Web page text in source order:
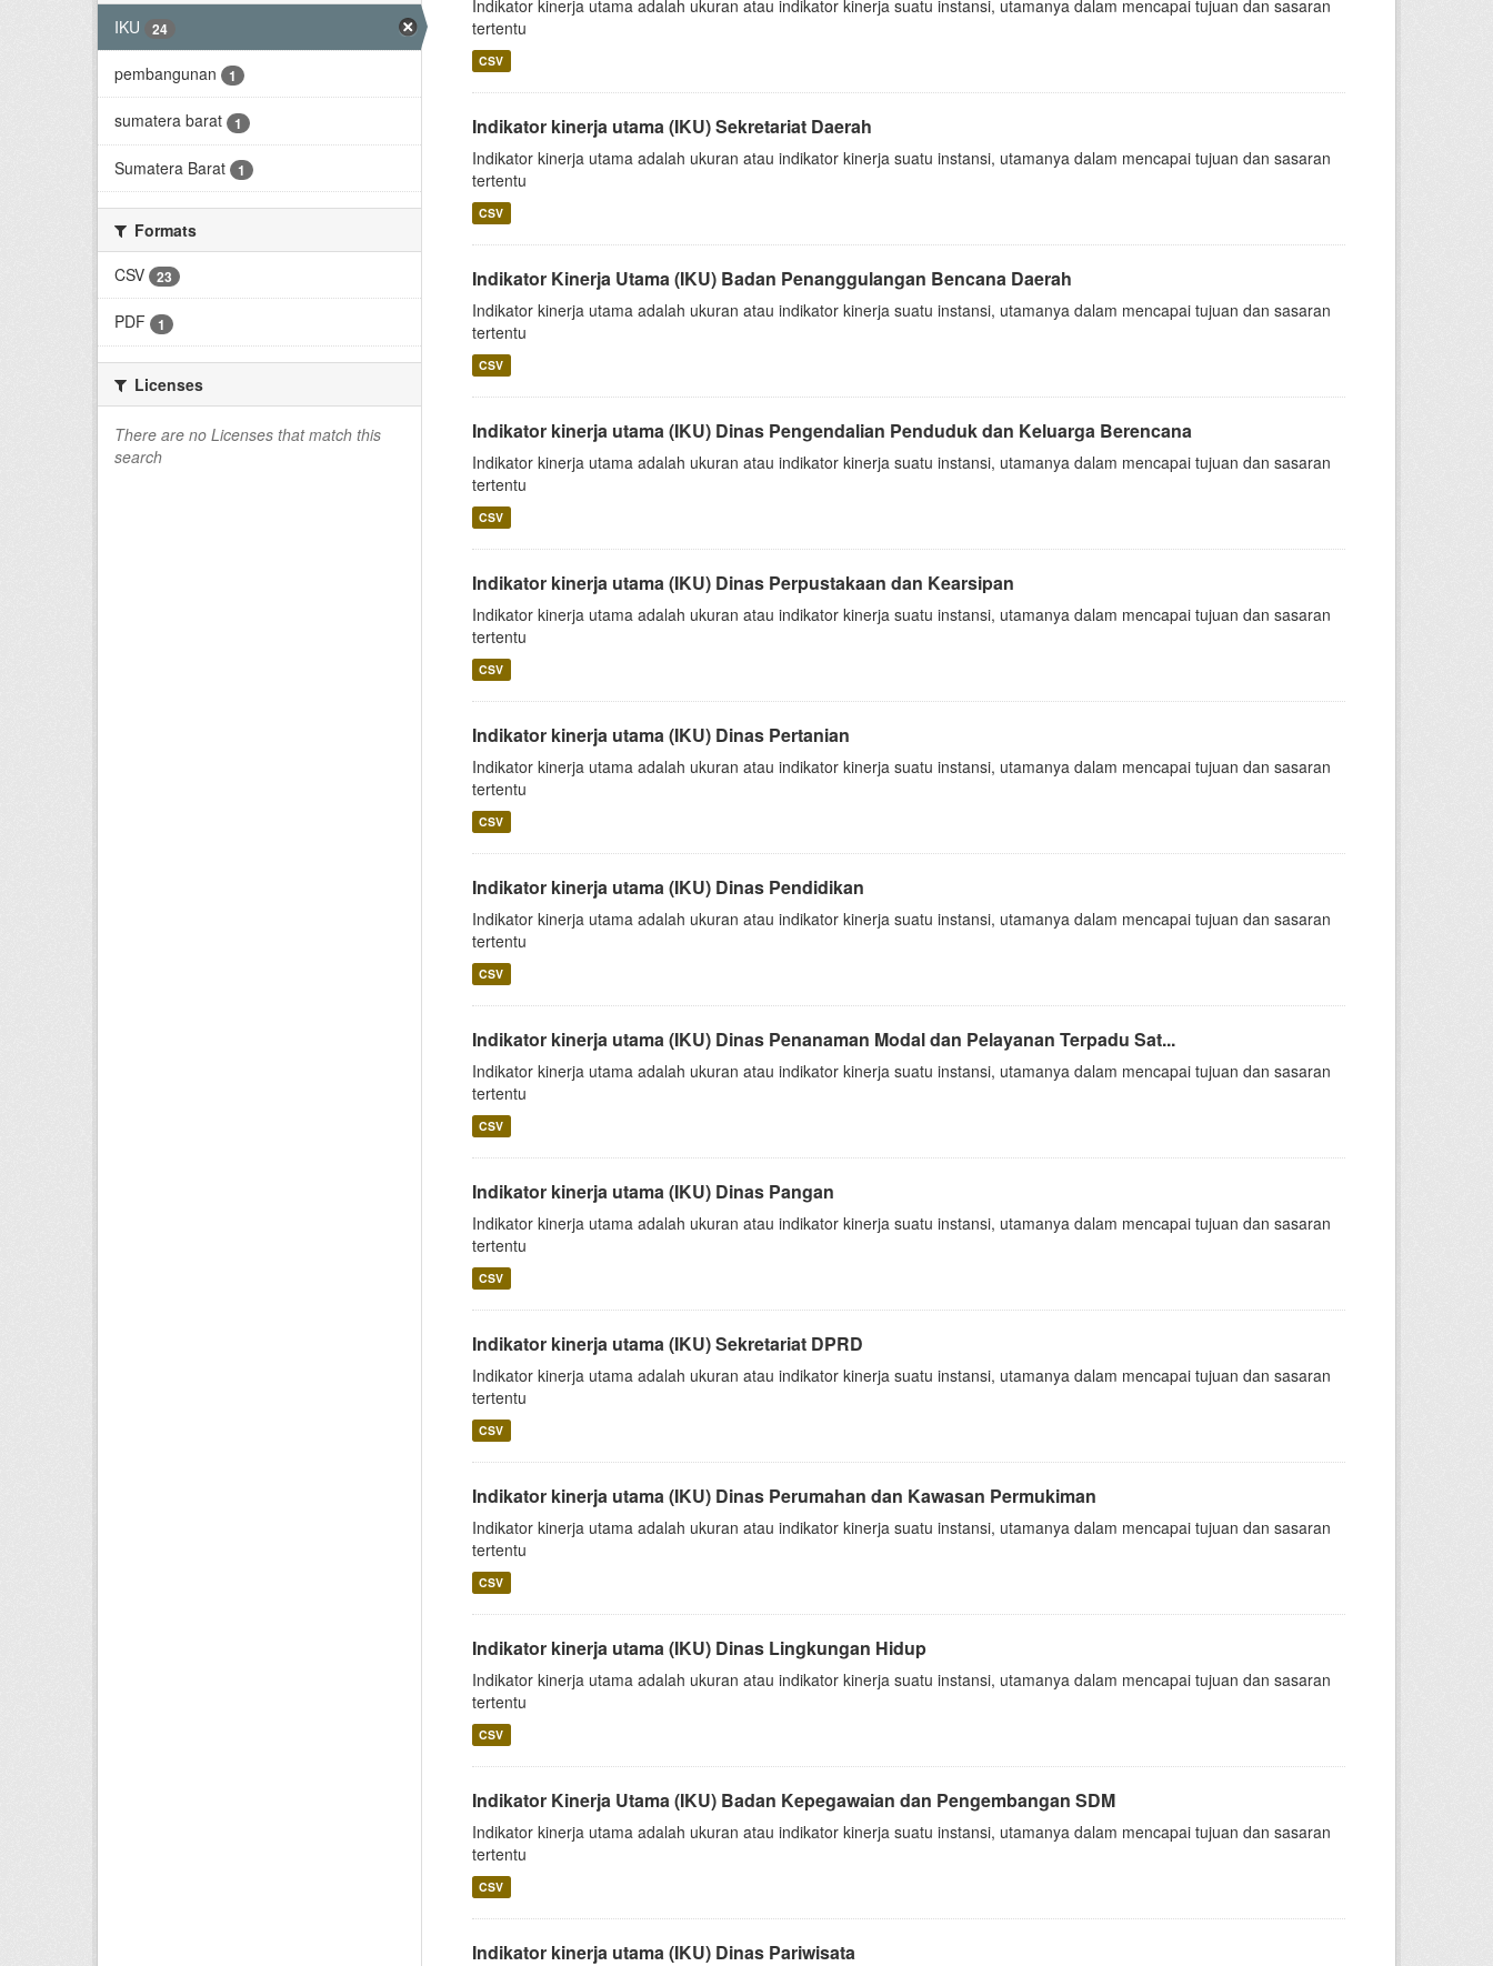
IKU
24
pembangunan 1
sumatera barat 1
Sumatera Barat 1
Formats
CSV
23
PDF 1
Licenses
There are no Licenses that match this
search
Indikator kinerja utama adalah ukuran atau indikator kinerja suatu instansi, utamanya dalam mencapai tujuan dan sasaran
tertentu
CSV
Indikator kinerja utama (IKU) Sekretariat Daerah
Indikator kinerja utama adalah ukuran atau indikator kinerja suatu instansi, utamanya dalam mencapai tujuan dan sasaran
tertentu
CSV
Indikator Kinerja Utama (IKU) Badan Penanggulangan Bencana Daerah
Indikator kinerja utama adalah ukuran atau indikator kinerja suatu instansi, utamanya dalam mencapai tujuan dan sasaran
tertentu
CSV
Indikator kinerja utama (IKU) Dinas Pengendalian Penduduk dan Keluarga Berencana
Indikator kinerja utama adalah ukuran atau indikator kinerja suatu instansi, utamanya dalam mencapai tujuan dan sasaran
tertentu
CSV
Indikator kinerja utama (IKU) Dinas Perpustakaan dan Kearsipan
Indikator kinerja utama adalah ukuran atau indikator kinerja suatu instansi, utamanya dalam mencapai tujuan dan sasaran
tertentu
CSV
Indikator kinerja utama (IKU) Dinas Pertanian
Indikator kinerja utama adalah ukuran atau indikator kinerja suatu instansi, utamanya dalam mencapai tujuan dan sasaran
tertentu
CSV
Indikator kinerja utama (IKU) Dinas Pendidikan
Indikator kinerja utama adalah ukuran atau indikator kinerja suatu instansi, utamanya dalam mencapai tujuan dan sasaran
tertentu
CSV
Indikator kinerja utama (IKU) Dinas Penanaman Modal dan Pelayanan Terpadu Sat...
Indikator kinerja utama adalah ukuran atau indikator kinerja suatu instansi, utamanya dalam mencapai tujuan dan sasaran
tertentu
CSV
Indikator kinerja utama (IKU) Dinas Pangan
Indikator kinerja utama adalah ukuran atau indikator kinerja suatu instansi, utamanya dalam mencapai tujuan dan sasaran
tertentu
CSV
Indikator kinerja utama (IKU) Sekretariat DPRD
Indikator kinerja utama adalah ukuran atau indikator kinerja suatu instansi, utamanya dalam mencapai tujuan dan sasaran
tertentu
CSV
Indikator kinerja utama (IKU) Dinas Perumahan dan Kawasan Permukiman
Indikator kinerja utama adalah ukuran atau indikator kinerja suatu instansi, utamanya dalam mencapai tujuan dan sasaran
tertentu
CSV
Indikator kinerja utama (IKU) Dinas Lingkungan Hidup
Indikator kinerja utama adalah ukuran atau indikator kinerja suatu instansi, utamanya dalam mencapai tujuan dan sasaran
tertentu
CSV
Indikator Kinerja Utama (IKU) Badan Kepegawaian dan Pengembangan SDM
Indikator kinerja utama adalah ukuran atau indikator kinerja suatu instansi, utamanya dalam mencapai tujuan dan sasaran
tertentu
CSV
Indikator kinerja utama (IKU) Dinas Pariwisata